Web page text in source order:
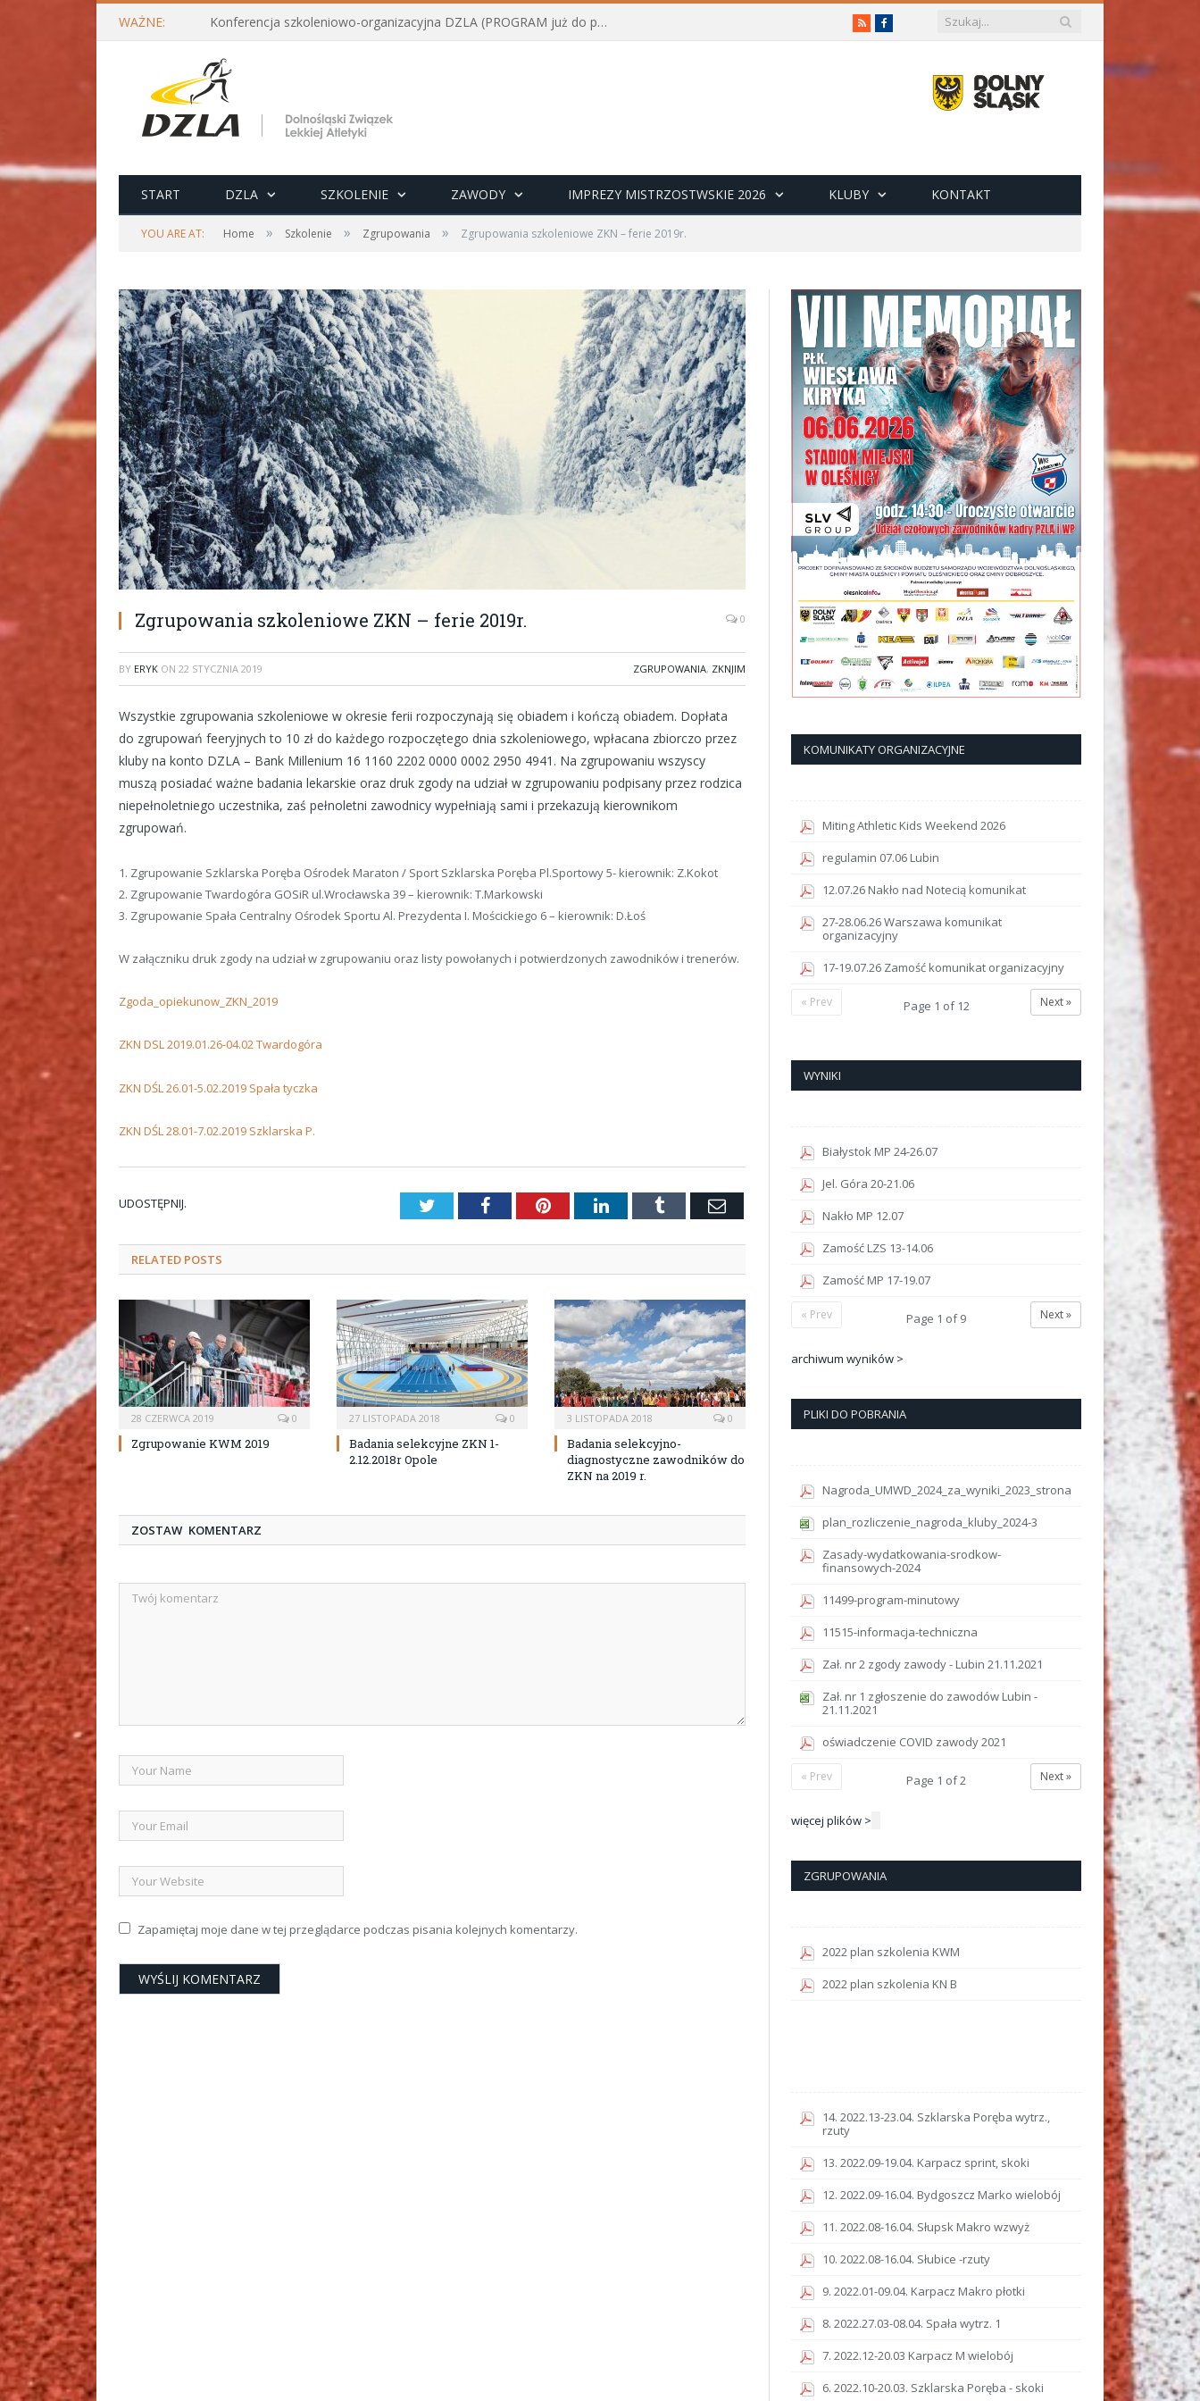
WAŻNE: Konferencja szkoleniowo-organizacyjna DZLA (PROGRAM już do pobrania) RSSFacebook
START DZLA SZKOLENIE ZAWODY IMPREZY MISTRZOSTWSKIE 2026 KLUBY KONTAKT
YOU ARE AT: Home » Szkolenie » Zgrupowania » Zgrupowania szkoleniowe ZKN – ferie 2019r.
Zgrupowania szkoleniowe ZKN – ferie 2019r. 0
BY ERYK ON 22 STYCZNIA 2019 ZGRUPOWANIA, ZKNJIM
Wszystkie zgrupowania szkoleniowe w okresie ferii rozpoczynają się obiadem i kończą obiadem. Dopłata
do zgrupowań feeryjnych to 10 zł do każdego rozpoczętego dnia szkoleniowego, wpłacana zbiorczo przez
kluby na konto DZLA – Bank Millenium 16 1160 2202 0000 0002 2950 4941. Na zgrupowaniu wszyscy
muszą posiadać ważne badania lekarskie oraz druk zgody na udział w zgrupowaniu podpisany przez rodzica
niepełnoletniego uczestnika, zaś pełnoletni zawodnicy wypełniają sami i przekazują kierownikom
zgrupowań.
1. Zgrupowanie Szklarska Poręba Ośrodek Maraton / Sport Szklarska Poręba Pl.Sportowy 5- kierownik: Z.Kokot
2. Zgrupowanie Twardogóra GOSiR ul.Wrocławska 39 – kierownik: T.Markowski
3. Zgrupowanie Spała Centralny Ośrodek Sportu Al. Prezydenta I. Mościckiego 6 – kierownik: D.Łoś
W załączniku druk zgody na udział w zgrupowaniu oraz listy powołanych i potwierdzonych zawodników i trenerów.
Zgoda_opiekunow_ZKN_2019
ZKN DSL 2019.01.26-04.02 Twardogóra
ZKN DŚL 26.01-5.02.2019 Spała tyczka
ZKN DŚL 28.01-7.02.2019 Szklarska P.
UDOSTĘPNIJ. TwitterFacebookPinterestLinkedInTumblr Email
RELATED POSTS
28 CZERWCA 2019 0
Zgrupowanie KWM 2019
27 LISTOPADA 2018 0
Badania selekcyjne ZKN 1-
2.12.2018r Opole
3 LISTOPADA 2018 0
Badania selekcyjno-
diagnostyczne zawodników do
ZKN na 2019 r.
ZOSTAW KOMENTARZ
Zapamiętaj moje dane w tej przeglądarce podczas pisania kolejnych komentarzy.
KOMUNIKATY ORGANIZACYJNE
Miting Athletic Kids Weekend 2026
regulamin 07.06 Lubin
12.07.26 Nakło nad Notecią komunikat
27-28.06.26 Warszawa komunikat
organizacyjny
17-19.07.26 Zamość komunikat organizacyjny
Next »
Page 1 of12
« Prev
WYNIKI
Białystok MP 24-26.07
Jel. Góra 20-21.06
Nakło MP 12.07
Zamość LZS 13-14.06
Zamość MP 17-19.07
Next »
Page 1 of9
« Prev
archiwum wyników >
PLIKI DO POBRANIA
Nagroda_UMWD_2024_za_wyniki_2023_strona
plan_rozliczenie_nagroda_kluby_2024-3
Zasady-wydatkowania-srodkow-
finansowych-2024
11499-program-minutowy
11515-informacja-techniczna
Zał. nr 2 zgody zawody - Lubin 21.11.2021
Zał. nr 1 zgłoszenie do zawodów Lubin -
21.11.2021
oświadczenie COVID zawody 2021
Next »
Page 1 of2
« Prev
więcej plików >
ZGRUPOWANIA
2022 plan szkolenia KWM
2022 plan szkolenia KN B
14. 2022.13-23.04. Szklarska Poręba wytrz.,
rzuty
13. 2022.09-19.04. Karpacz sprint, skoki
12. 2022.09-16.04. Bydgoszcz Marko wielobój
11. 2022.08-16.04. Słupsk Makro wzwyż
10. 2022.08-16.04. Słubice -rzuty
9. 2022.01-09.04. Karpacz Makro płotki
8. 2022.27.03-08.04. Spała wytrz. 1
7. 2022.12-20.03 Karpacz M wielobój
6. 2022.10-20.03. Szklarska Poręba - skoki